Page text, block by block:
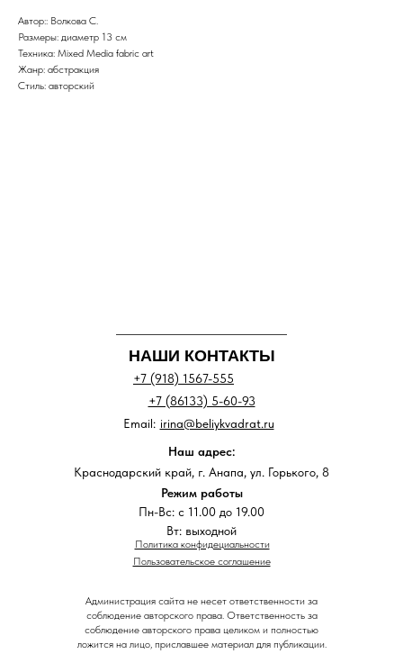
Автор:: Волкова С.
Размеры: диаметр 13 см
Техника: Mixed Media fabric art
Жанр: абстракция
Стиль: авторский
Политика конфидециальности
Пользовательское соглашение
НАШИ КОНТАКТЫ
+7 (918) 1567-555
+7 (86133) 5-60-93
Наш адрес:
Краснодарский край, г. Анапа, ул. Горького, 8
Администрация сайта не несет ответственности за
соблюдение авторского права. Ответственность за
соблюдение авторского права целиком и полностью
ложится на лицо, приславшее материал для публикации.
Режим работы
Пн-Вс: с 11.00 до 19.00
Вт: выходной
irina@beliykvadrat.ru
Email: